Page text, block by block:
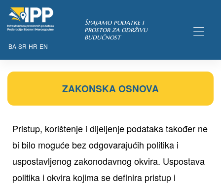
BA SR HR EN
Spajamo podatke i
prostor za održivu
budućnost
ZAKONSKA OSNOVA
Pristup, korištenje i dijeljenje podataka također ne
bi bilo moguće bez odgovarajućih politika i
uspostavljenog zakonodavnog okvira. Uspostava
politika i okvira kojima se definira pristup i